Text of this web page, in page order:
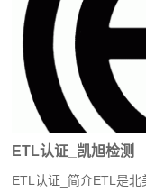
ETL认证_凯旭检测
ETL认证_简介ETL是北